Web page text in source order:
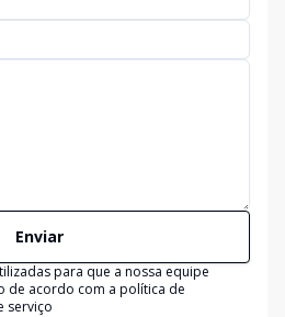
Enviar
para que a nossa equipe
de acordo com a política de
serviço